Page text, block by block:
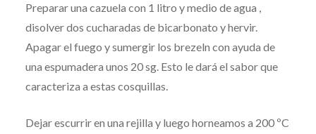
Preparar una cazuela con 1 litro y medio de agua ,
disolver dos cucharadas de bicarbonato y hervir.
Apagar el fuego y sumergir los brezeln con ayuda de
una espumadera unos 20 sg. Esto le dará el sabor que
caracteriza a estas cosquillas.
Dejar escurrir en una rejilla y luego horneamos a 200 ºC